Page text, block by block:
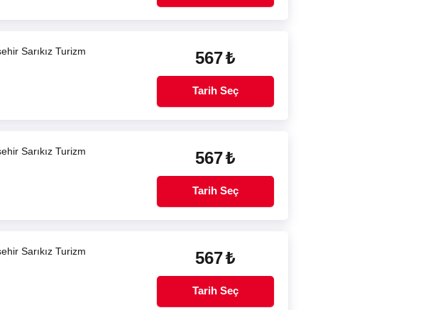
Sarıkız Turizm 567₺
Tarih Seç
Sarıkız Turizm 567₺
Tarih Seç
Sarıkız Turizm 567₺
Tarih Seç